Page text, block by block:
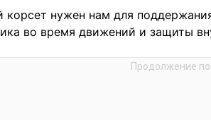
нужен нам для
во время движений и защиты